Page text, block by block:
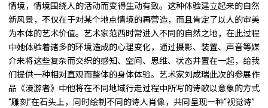
情境，情境围绕人的活动而变得生动有致。这种体验建立起来的自然
新风景，不仅在于对某个地点情境的再营造，而且肯定了以人的审美
为本体的艺术价值。艺术家范西时常进入不同的自然之地，在此过程
中她体验着诸多的环境造成的心理变化，通过摄影、装置、声音等媒
介来将这些复杂而交织的感知、空间、思维、状态并置在一起，给我
们提供一种相对直观而整体的身体体验。艺术家刘成瑞此次的参展作
品《漫游者》中他将在不同地域行走过程中所写的诗歌以意象的方式
“雕刻”在石头上，同时绘制不同的诗人肖像，共同呈现一种“视觉诗”